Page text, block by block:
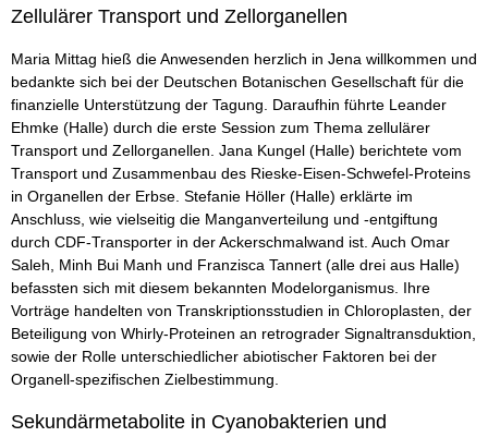
Zellulärer Transport und Zellorganellen
Maria Mittag hieß die Anwesenden herzlich in Jena willkommen und
bedankte sich bei der Deutschen Botanischen Gesellschaft für die
finanzielle Unterstützung der Tagung. Daraufhin führte Leander
Ehmke (Halle) durch die erste Session zum Thema zellulärer
Transport und Zellorganellen. Jana Kungel (Halle) berichtete vom
Transport und Zusammenbau des Rieske-Eisen-Schwefel-Proteins
in Organellen der Erbse. Stefanie Höller (Halle) erklärte im
Anschluss, wie vielseitig die Manganverteilung und -entgiftung
durch CDF-Transporter in der Ackerschmalwand ist. Auch Omar
Saleh, Minh Bui Manh und Franzisca Tannert (alle drei aus Halle)
befassten sich mit diesem bekannten Modelorganismus. Ihre
Vorträge handelten von Transkriptionsstudien in Chloroplasten, der
Beteiligung von Whirly-Proteinen an retrograder Signaltransduktion,
sowie der Rolle unterschiedlicher abiotischer Faktoren bei der
Organell-spezifischen Zielbestimmung.
Sekundärmetabolite in Cyanobakterien und